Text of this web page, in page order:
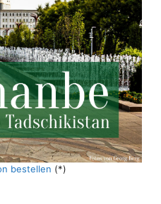
bestellen (*)